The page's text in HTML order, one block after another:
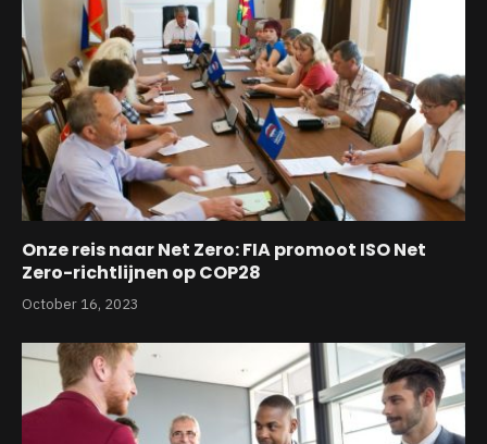
Onze reis naar Net Zero: FIA promoot ISO Net
Zero-richtlijnen op COP28
October 16, 2023